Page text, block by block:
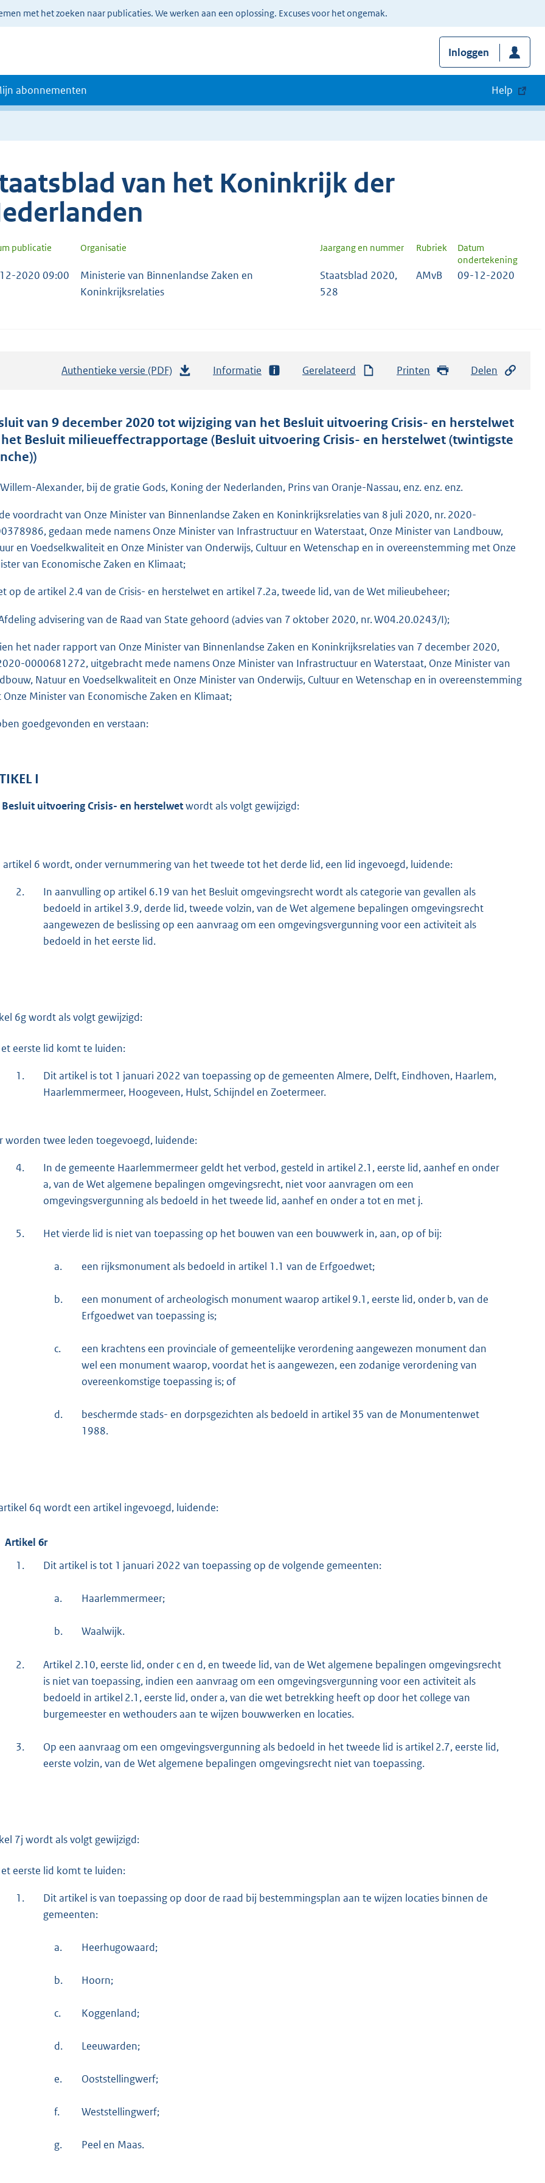
met het zoeken naar publicaties. We werken aan een oplossing. Excuses voor het ongemak.
Inloggen
abonnementen Help
van het Koninkrijk der
publicatie Organisatie Jaargang en nummer Rubriek
Datum
ondertekening
2020 09:00
Ministerie van Binnenlandse Zaken en
Koninkrijksrelaties
Staatsblad 2020,
528
AMvB 09-12-2020
Authentieke versie (PDF)
t
a
s
r
o
o
t
:
7
K
b
Informatie Gerelateerd Printen Delen
van 9 december 2020 tot wijziging van het Besluit uitvoering Crisis- en herstelwet
Besluit milieueffectrapportage (Besluit uitvoering Crisis- en herstelwet (twintigste
Alexander, bij de gratie Gods, Koning der Nederlanden, Prins van Oranje-Nassau, enz. enz. enz.
voordracht van Onze Minister van Binnenlandse Zaken en Koninkrijksrelaties van 8 juli 2020, nr. 2020-
gedaan mede namens Onze Minister van Infrastructuur en Waterstaat, Onze Minister van Landbouw,
en Voedselkwaliteit en Onze Minister van Onderwijs, Cultuur en Wetenschap en in overeenstemming met Onze
van Economische Zaken en Klimaat;
op de artikel 2.4 van de Crisis- en herstelwet en artikel 7.2a, tweede lid, van de Wet milieubeheer;
advisering van de Raad van State gehoord (advies van 7 oktober 2020, nr. W04.20.0243/I);
het nader rapport van Onze Minister van Binnenlandse Zaken en Koninkrijksrelaties van 7 december 2020,
0000681272, uitgebracht mede namens Onze Minister van Infrastructuur en Waterstaat, Onze Minister van
Natuur en Voedselkwaliteit en Onze Minister van Onderwijs, Cultuur en Wetenschap en in overeenstemming
Onze Minister van Economische Zaken en Klimaat;
goedgevonden en verstaan:
I
Besluit uitvoering Crisis- en herstelwetwordt als volgt gewijzigd:
artikel 6 wordt, onder vernummering van het tweede tot het derde lid, een lid ingevoegd, luidende:
2.
In aanvulling op artikel 6.19 van het Besluit omgevingsrecht wordt als categorie van gevallen als
bedoeld in artikel 3.9, derde lid, tweede volzin, van de Wet algemene bepalingen omgevingsrecht
aangewezen de beslissing op een aanvraag om een omgevingsvergunning voor een activiteit als
bedoeld in het eerste lid.
6g wordt als volgt gewijzigd:
eerste lid komt te luiden:
1.
Dit artikel is tot 1 januari 2022 van toepassing op de gemeenten Almere, Delft, Eindhoven, Haarlem,
Haarlemmermeer, Hoogeveen, Hulst, Schijndel en Zoetermeer.
worden twee leden toegevoegd, luidende:
4.
In de gemeente Haarlemmermeer geldt het verbod, gesteld in artikel 2.1, eerste lid, aanhef en onder
a, van de Wet algemene bepalingen omgevingsrecht, niet voor aanvragen om een
omgevingsvergunning als bedoeld in het tweede lid, aanhef en onder a tot en met j.
5. Het vierde lid is niet van toepassing op het bouwen van een bouwwerk in, aan, op of bij:
a. een rijksmonument als bedoeld in artikel 1.1 van de Erfgoedwet;
b.
een monument of archeologisch monument waarop artikel 9.1, eerste lid, onder b, van de
Erfgoedwet van toepassing is;
c.
een krachtens een provinciale of gemeentelijke verordening aangewezen monument dan
wel een monument waarop, voordat het is aangewezen, een zodanige verordening van
overeenkomstige toepassing is; of
d.
beschermde stads- en dorpsgezichten als bedoeld in artikel 35 van de Monumentenwet
1988.
6q wordt een artikel ingevoegd, luidende:
Artikel 6r
1.
Dit artikel is tot 1 januari 2022 van toepassing op de volgende gemeenten:
a. Haarlemmermeer;
b. Waalwijk.
2.
Artikel 2.10, eerste lid, onder c en d, en tweede lid, van de Wet algemene bepalingen omgevingsrecht
is niet van toepassing, indien een aanvraag om een omgevingsvergunning voor een activiteit als
bedoeld in artikel 2.1, eerste lid, onder a, van die wet betrekking heeft op door het college van
burgemeester en wethouders aan te wijzen bouwwerken en locaties.
3.
Op een aanvraag om een omgevingsvergunning als bedoeld in het tweede lid is artikel 2.7, eerste lid,
eerste volzin, van de Wet algemene bepalingen omgevingsrecht niet van toepassing.
7j wordt als volgt gewijzigd:
eerste lid komt te luiden:
1.
Dit artikel is van toepassing op door de raad bij bestemmingsplan aan te wijzen locaties binnen de
gemeenten:
a. Heerhugowaard;
b. Hoorn;
c. Koggenland;
d. Leeuwarden;
e. Ooststellingwerf;
f. Weststellingwerf;
g. Peel en Maas.